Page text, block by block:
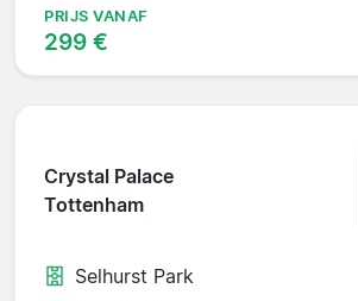
PRIJS VANAF
299 €
Crystal Palace
Tottenham
Selhurst Park